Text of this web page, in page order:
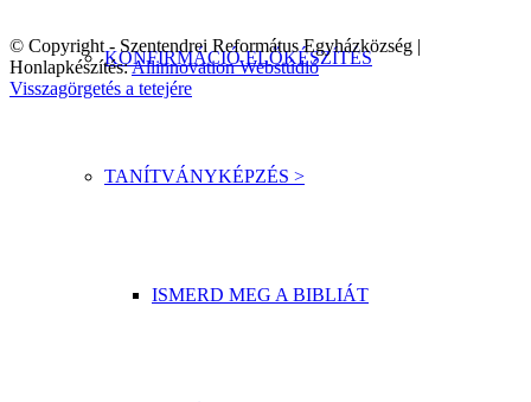
KONFIRMÁCIÓ ELŐKÉSZÍTÉS
TANÍTVÁNYKÉPZÉS >
ISMERD MEG A BIBLIÁT
© Copyright - Szentendrei Református Egyházközség |
Honlapkészítés:Allinnovation Webstúdió
Visszagörgetés a tetejére